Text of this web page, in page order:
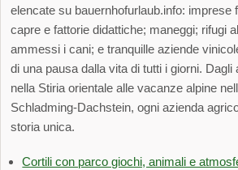
elencate su bauernhofurlaub.info: imprese
capre e fattorie didattiche; maneggi; rifugi
ammessi i cani; e tranquille aziende
di una pausa dalla vita di tutti i giorni.
nella Stiria orientale alle vacanze alpine
Schladming-Dachstein, ogni azienda
storia unica.
Cortili con parco giochi, animali e